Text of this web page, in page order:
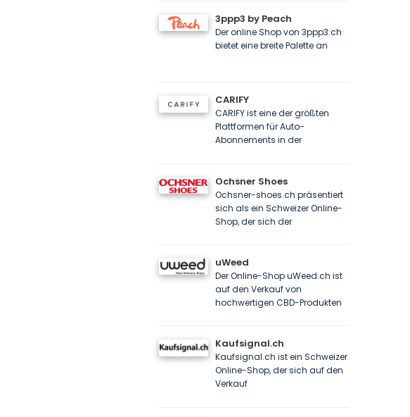
3ppp3 by Peach
Der online Shop von 3ppp3.ch
bietet eine breite Palette an
CARIFY
CARIFY ist eine der größten
Plattformen für Auto-
Abonnements in der
Ochsner Shoes
Ochsner-shoes.ch präsentiert
sich als ein Schweizer Online-
Shop, der sich der
uWeed
Der Online-Shop uWeed.ch ist
auf den Verkauf von
hochwertigen CBD-Produkten
Kaufsignal.ch
Kaufsignal.ch ist ein Schweizer
Online-Shop, der sich auf den
Verkauf